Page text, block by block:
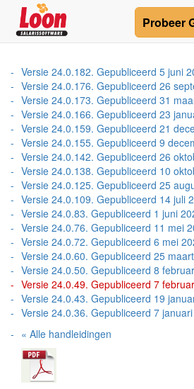
Probeer
Versie 24.0.182. Gepubliceerd 5 juni
Versie 24.0.176. Gepubliceerd 26
Versie 24.0.173. Gepubliceerd 31
Versie 24.0.166. Gepubliceerd 23
Versie 24.0.159. Gepubliceerd 21
Versie 24.0.155. Gepubliceerd 9
Versie 24.0.142. Gepubliceerd 26
Versie 24.0.138. Gepubliceerd 10
Versie 24.0.125. Gepubliceerd 25
Versie 24.0.109. Gepubliceerd 14 juli
Versie 24.0.83. Gepubliceerd 1 juni
Versie 24.0.76. Gepubliceerd 11 mei
Versie 24.0.72. Gepubliceerd 6 mei
Versie 24.0.60. Gepubliceerd 25
Versie 24.0.50. Gepubliceerd 8
Versie 24.0.49. Gepubliceerd 7
Versie 24.0.43. Gepubliceerd 19
Versie 24.0.36. Gepubliceerd 7
« Alle handleidingen